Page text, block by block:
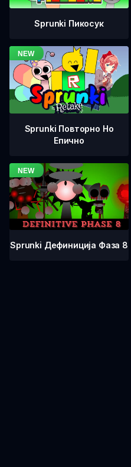
Sprunki Пикосук
Sprunki Повторно Но
Епично
Sprunki Дефиниција Фаза 8